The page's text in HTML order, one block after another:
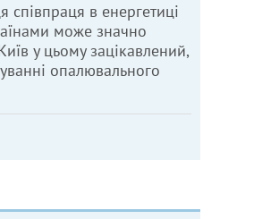
співпраця в енергетиці
може значно
у цьому зацікавлений,
опалювального